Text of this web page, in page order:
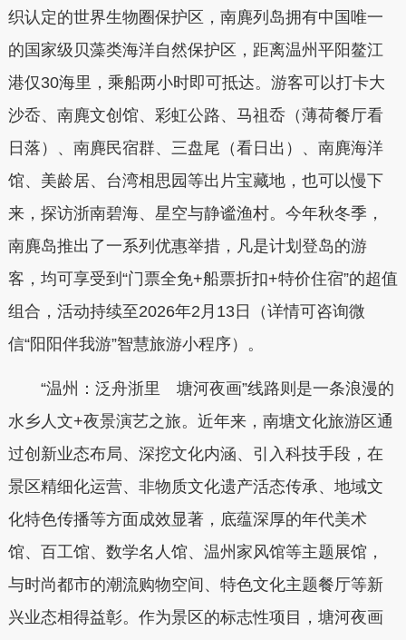
织认定的世界生物圈保护区，南麂列岛拥有中国唯一
的国家级贝藻类海洋自然保护区，距离温州平阳鳌江
港仅30海里，乘船两小时即可抵达。游客可以打卡大
沙岙、南麂文创馆、彩虹公路、马祖岙（薄荷餐厅看
日落）、南麂民宿群、三盘尾（看日出）、南麂海洋
馆、美龄居、台湾相思园等出片宝藏地，也可以慢下
来，探访浙南碧海、星空与静谧渔村。今年秋冬季，
南麂岛推出了一系列优惠举措，凡是计划登岛的游
客，均可享受到“门票全免+船票折扣+特价住宿”的超值
组合，活动持续至2026年2月13日（详情可咨询微
信“阳阳伴我游”智慧旅游小程序）。
“温州：泛舟浙里 塘河夜画”线路则是一条浪漫的
水乡人文+夜景演艺之旅。近年来，南塘文化旅游区通
过创新业态布局、深挖文化内涵、引入科技手段，在
景区精细化运营、非物质文化遗产活态传承、地域文
化特色传播等方面成效显著，底蕴深厚的年代美术
馆、百工馆、数学名人馆、温州家风馆等主题展馆，
与时尚都市的潮流购物空间、特色文化主题餐厅等新
兴业态相得益彰。作为景区的标志性项目，塘河夜画